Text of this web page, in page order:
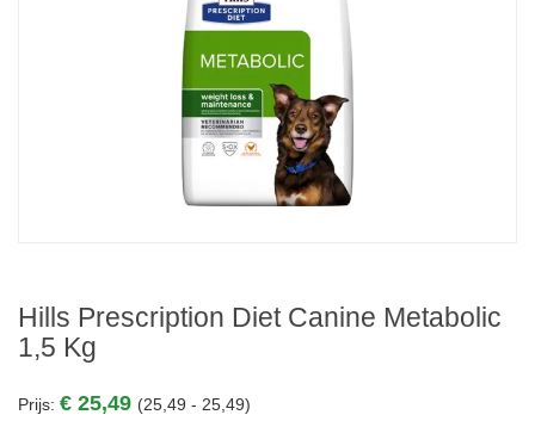
Hills Prescription Diet Canine Metabolic
1,5 Kg
Prijs: € 25,49 (25,49 - 25,49)